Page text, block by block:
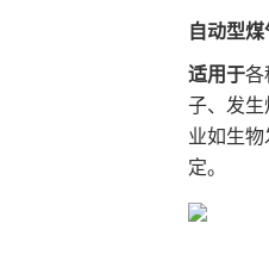
自动型煤
适用于各
子、发
业如生物
定。